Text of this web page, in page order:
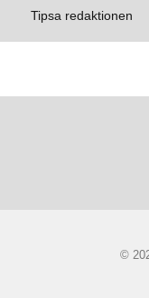
Tipsa redaktionen
©